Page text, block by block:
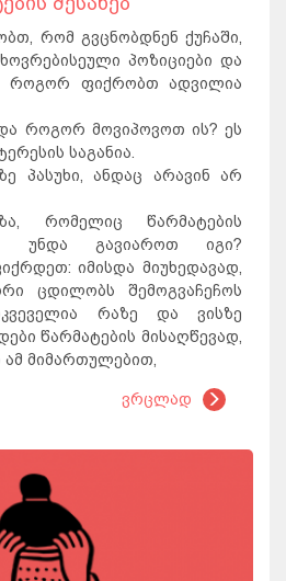
რომ გვცნობდნენ ქუჩაში,
პოზიციები და
როგორ ფიქრობთ ადვილია
როგორ მოვიპოვოთ ის? ეს
საგანია.
პასუხი, ანდაც არავინ არ
რომელიც წარმატების
უნდა გავიაროთ იგი?
იმისდა მიუხედავად,
ცდილობს შემოგვაჩეჩოს
რაზე და ვისზე
წარმატების მისაღწევად,
მიმართულებით,
ვრცლად